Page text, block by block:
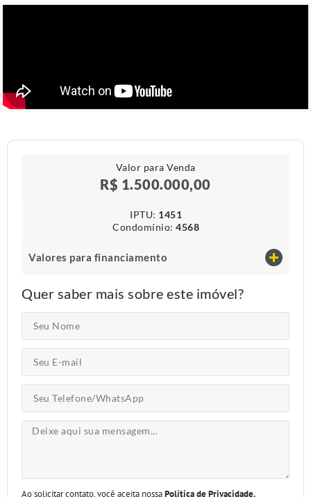
Valor para Venda
R$ 1.500.000,00
IPTU​: 1451
Condomínio​: 4568
Valores para financiamento
Quer saber mais sobre este imóvel?
Ao solicitar contato, você aceita nossaPolítica de Privacidade.